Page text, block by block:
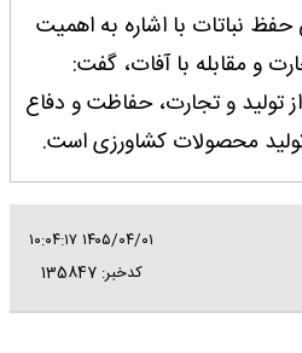
حفظ نباتات با اشاره به اهمیت
و مقابله با آفات، گفت:
تولید و تجارت، حفاظت و دفاع
محصولات کشاورزی است.
۱۴۰۵/۰۴/۰۱ ۱۰:۰۴:۱۷
کدخبر: 135847